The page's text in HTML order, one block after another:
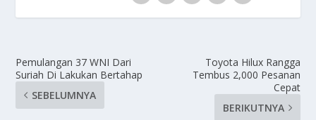
Pemulangan 37 WNI Dari
Suriah Di Lakukan Bertahap
SEBELUMNYA
Toyota Hilux Rangga
Tembus 2,000 Pesanan
Cepat
BERIKUTNYA